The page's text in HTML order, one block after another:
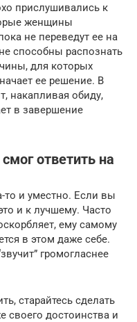
прислушивались к
женщины
не переведут ее на
способны распознать
для которых
ее решение. В
накапливая обиду,
в завершение
ответить на
то и уместно. Если вы
и к лучшему. Часто
ему самому
в этом даже себе.
громогласнее
старайтесь сделать
своего достоинства и